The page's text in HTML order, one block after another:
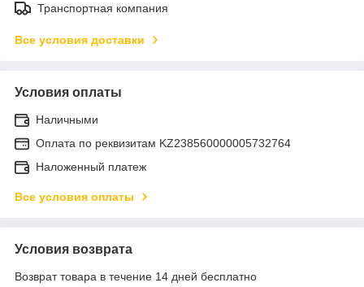
Транспортная компания
Все условия доставки
Условия оплаты
Наличными
Оплата по реквизитам KZ238560000005732764
Наложенный платеж
Все условия оплаты
Условия возврата
Возврат товара в течение 14 дней бесплатно